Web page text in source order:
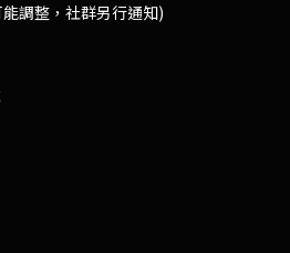
調整，社群另行通知)